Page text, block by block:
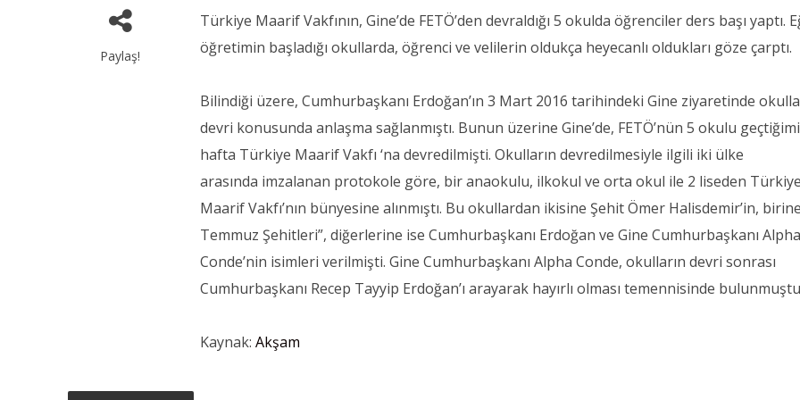
Paylaş!
Türkiye Maarif Vakfının, Gine’de FETÖ’den devraldığı 5 okulda öğrenciler ders başı yaptı.
öğretimin başladığı okullarda, öğrenci ve velilerin oldukça heyecanlı oldukları göze çarptı.
Bilindiği üzere, Cumhurbaşkanı Erdoğan’ın 3 Mart 2016 tarihindeki Gine ziyaretinde
devri konusunda anlaşma sağlanmıştı. Bunun üzerine Gine’de, FETÖ’nün 5 okulu
hafta Türkiye Maarif Vakfı ‘na devredilmişti. Okulların devredilmesiyle ilgili iki ülke
arasında imzalanan protokole göre, bir anaokulu, ilkokul ve orta okul ile 2 liseden Türkiye
Maarif Vakfı’nın bünyesine alınmıştı. Bu okullardan ikisine Şehit Ömer Halisdemir’in,
Temmuz Şehitleri”, diğerlerine ise Cumhurbaşkanı Erdoğan ve Gine Cumhurbaşkanı Alpha
Conde’nin isimleri verilmişti. Gine Cumhurbaşkanı Alpha Conde, okulların devri sonrası
Cumhurbaşkanı Recep Tayyip Erdoğan’ı arayarak hayırlı olması temennisinde
Kaynak:Akşam